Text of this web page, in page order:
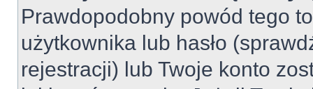
Prawdopodobny powód tego
użytkownika lub hasło
rejestracji) lub Twoje konto